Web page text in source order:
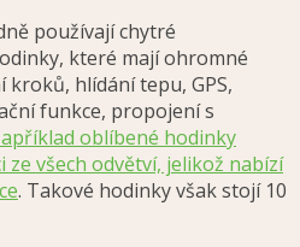
používají chytré
které mají ohromné
hlídání tepu, GPS,
funkce, propojení s
oblíbené hodinky
všech odvětví, jelikož nabízí
. Takové hodinky však stojí 10